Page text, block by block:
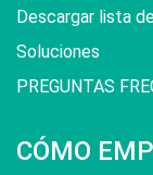
Descargar lista
Soluciones
PREGUNTAS
CÓMO